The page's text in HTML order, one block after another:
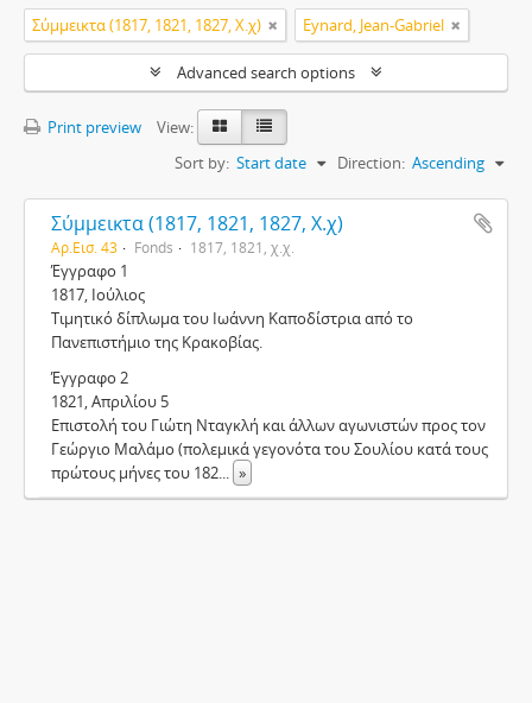
Σύμμεικτα (1817, 1821, 1827, Χ.χ) Eynard, Jean-Gabriel
Advanced search options
Print preview
View:
Sort by: Start date Direction: Ascending
Σύμμεικτα (1817, 1821, 1827, Χ.χ)
Αρ.Εισ. 43 Fonds 1817, 1821, χ.χ.
Έγγραφο 1
1817, Ιούλιος
Τιμητικό δίπλωμα του Ιωάννη Καποδίστρια από το
Πανεπιστήμιο της Κρακοβίας.
Έγγραφο 2
1821, Απριλίου 5
Επιστολή του Γιώτη Νταγκλή και άλλων αγωνιστών προς τον
Γεώργιο Μαλάμο (πολεμικά γεγονότα του Σουλίου κατά τους
πρώτους μήνες του 182... »